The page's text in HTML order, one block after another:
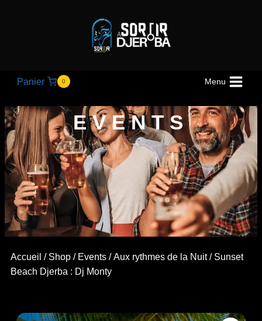
Panier 0 Menu
EVENTS
Accueil / Shop / Events /Aux rythmes de la Nuit/ Sunset
Beach Djerba : Dj Monty